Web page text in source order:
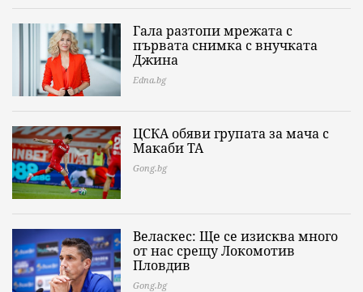
Гала разтопи мрежата с
първата снимка с внучката
Джина
Edna.bg
ЦСКА обяви групата за мача с
Макаби ТА
Gong.bg
Веласкес: Ще се изисква много
от нас срещу Локомотив
Пловдив
Gong.bg